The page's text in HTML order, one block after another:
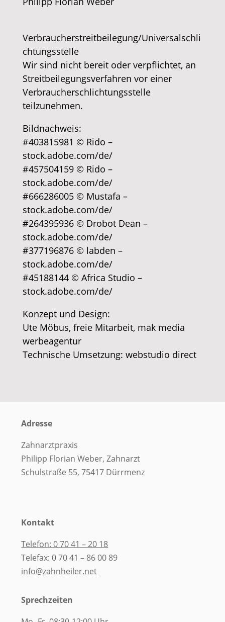
Verbraucherstreitbeilegung/Universalschli
chtungsstelle
Wir sind nicht bereit oder verpflichtet, an
Streitbeilegungsverfahren vor einer
Verbraucherschlichtungsstelle
teilzunehmen.
​Bildnachweis:
#403815981 © Rido –
stock.adobe.com/de/
#457504159 © Rido –
stock.adobe.com/de/
#666286005 © Mustafa –
stock.adobe.com/de/
#264395936 © Drobot Dean –
stock.adobe.com/de/
#377196876 © labden –
stock.adobe.com/de/
#45188144 © Africa Studio –
stock.adobe.com/de/
​Konzept und Design:
Ute Möbus, freie Mitarbeit, mak media
werbeagentur
Technische Umsetzung: webstudio direct
Adresse
Zahnarztpraxis
Philipp Florian Weber, Zahnarzt
Schulstraße 55, 75417 Dürrmenz
Kontakt
​Telefon: 0 70 41 – 20 18
Telefax: 0 70 41 – 86 00 89
info@zahnheiler.net
Sprechzeiten